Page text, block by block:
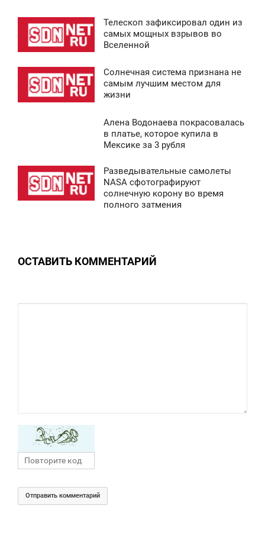
Телескоп зафиксировал один из
самых мощных взрывов во
Вселенной
Солнечная система признана не
самым лучшим местом для
жизни
Алена Водонаева покрасовалась
в платье, которое купила в
Мексике за 3 рубля
Разведывательные самолеты
NASA сфотографируют
солнечную корону во время
полного затмения
ОСТАВИТЬ КОММЕНТАРИЙ
Отправить комментарий